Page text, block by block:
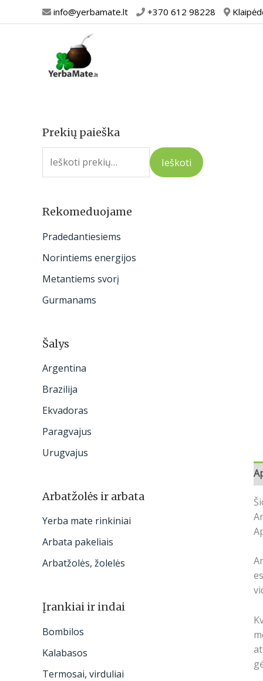
prie
info@yerbamate.lt +370 612 98228
Prekių paieška
I
e
o
:
Ieškoti
Rekomeduojame
Pradedantiesiems
Norintiems energijos
Metantiems svorį
Gurmanams
Šalys
Argentina
Brazilija
Ekvadoras
Paragvajus
Urugvajus
Arbatžolės ir arbata
Yerba mate rinkiniai
Arbata pakeliais
Arbatžolės, žolelės
Įrankiai ir indai
Bombilos
Kalabasos
Termosai, virduliai